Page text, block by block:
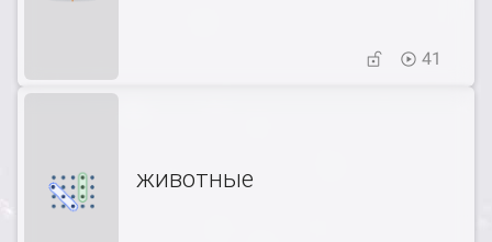
41
животные